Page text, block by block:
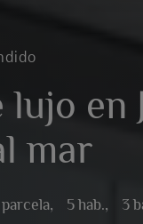
en
mar
parcela, 5 hab., 3